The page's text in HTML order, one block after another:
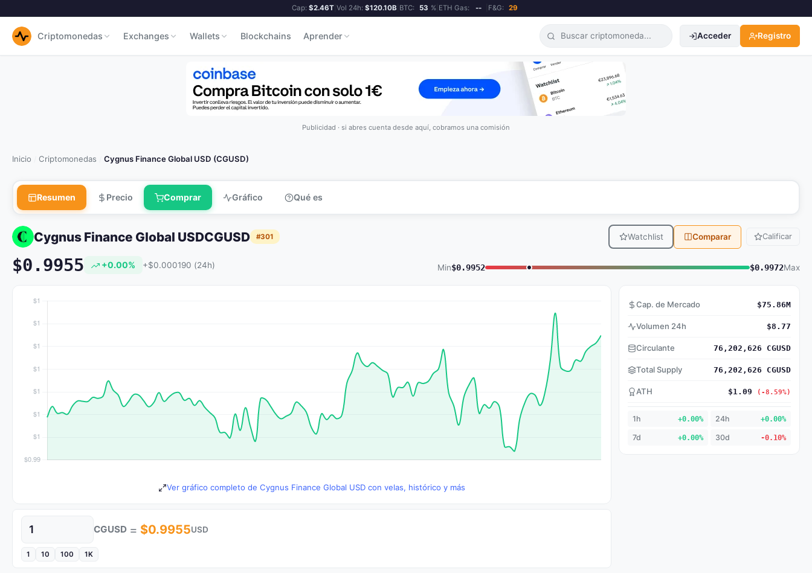
Cap: $2.46T Vol 24h: $120.10B BTC: 53 % ETH Gas: -- F&G: 29
Criptomonedas Exchanges Wallets Blockchains Aprender Acceder Registro
Publicidad · si abres cuenta desde aquí, cobramos una comisión
Inicio Criptomonedas Cygnus Finance Global USD (CGUSD)
Resumen Precio Comprar Gráfico Qué es
Cygnus Finance Global USDCGUSD #301 Watchlist Comparar Calificar
$0.9955 +0.00% +$0.000190 (24h) Min$0.9952 $0.9972Max
Ver gráfico completo de Cygnus Finance Global USD con velas, histórico y más
Cantidad CGUSD = $0.9955USD
1 10 100 1K
Cap. de Mercado $75.86M
Volumen 24h $8.77
Circulante 76,202,626 CGUSD
Total Supply 76,202,626 CGUSD
ATH $1.09 (-8.59%)
1h +0.00% 24h +0.00%
7d +0.00% 30d -0.10%